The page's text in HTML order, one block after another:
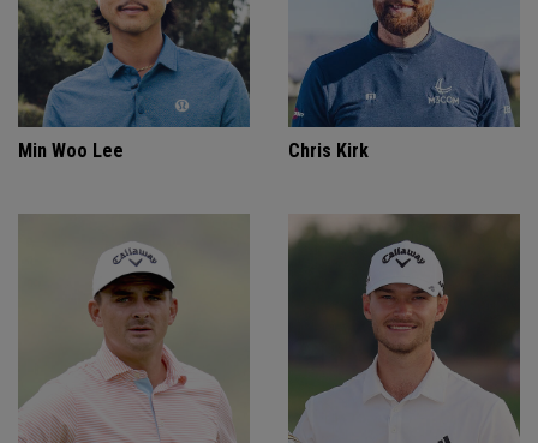
Min Woo Lee Chris Kirk